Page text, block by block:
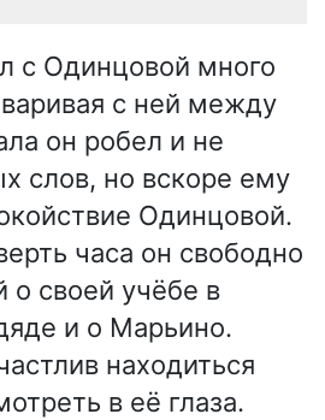
с Одинцовой много
с ней между
он робел и не
слов, но вскоре ему
Одинцовой.
часа он свободно
о своей учёбе в
и о Марьино.
находиться
в её глаза.